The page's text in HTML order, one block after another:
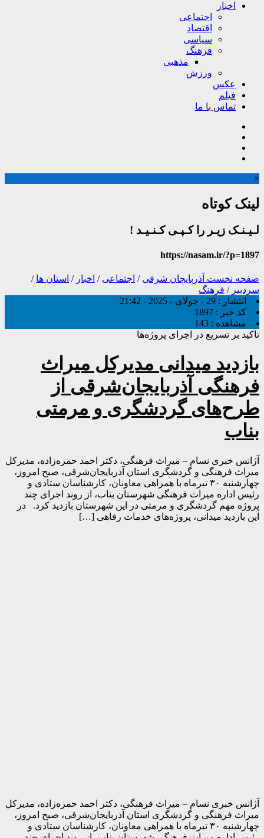
اخبار
اجتماعی
اقتصاد
سیاسی
فرهنگ
مذهبی
ورزش
عکس
فیلم
تماس با ما
×
لینک کوتاه
لـیـنـک زیـر را کـپـی کـنـیـد !
https://nasam.ir/?p=1897
صفحه نخست آذربایجان شرقی / اجتماعی / اخبار / استان ها /
سردبیر / فرهنگ
انتشار : 29 - جولای - 2025 - 21:42
کد خبر : 1897
مشاهده : 143
تاکید بر تسریع در اجرای پروژه‌ها
بازدید میدانی مدیرکل میراث
فرهنگی آذربایجان‌شرقی از
طرح‌های گردشگری و مرمتی
بناب
آژانس خبری نسام – میراث فرهنگی، دکتر احمد حمزه‌زاده، مدیرکل
میراث فرهنگی و گردشگری استان آذربایجان‌شرقی، صبح امروز،
چهارشنبه ۳۰ تیرماه با همراهی معاونان، کارشناسان ستادی و
رئیس اداره میراث فرهنگی شهرستان بناب، از روند اجرای چند
پروژه مهم گردشگری و مرمتی در این شهرستان بازدید کرد. در
این بازدید میدانی، پروژه‌های خدمات رفاهی […]
آژانس خبری نسام – میراث فرهنگی، دکتر احمد حمزه‌زاده، مدیرکل
میراث فرهنگی و گردشگری استان آذربایجان‌شرقی، صبح امروز،
چهارشنبه ۳۰ تیرماه با همراهی معاونان، کارشناسان ستادی و